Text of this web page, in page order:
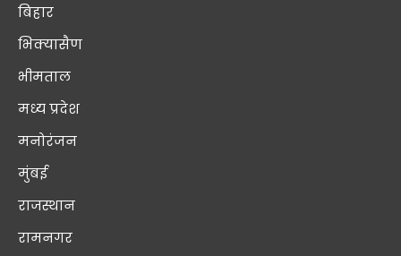
बिहार
भिक्यासैण
भीमताल
मध्य प्रदेश
मनोरंजन
मुंबई
राजस्थान
रामनगर